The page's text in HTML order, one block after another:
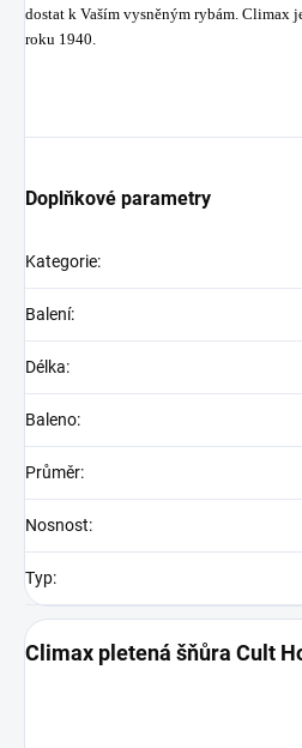
dostat k Vaším vysněným rybám. Climax
roku 1940.
Doplňkové parametry
Kategorie:
Balení:
Délka:
Baleno:
Průměr:
Nosnost:
Typ:
Climax pletená šňůra Cult